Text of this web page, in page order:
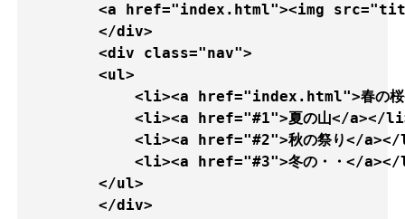
<a href="index.html"><img
        </div>
        <div class="nav">
        <ul>
<li><a href="index.html">春の
<li><a href="#1">夏の山</a></
<li><a href="#2">秋
<li><a href="#3">冬の・・</a></
        </ul>
        </div>